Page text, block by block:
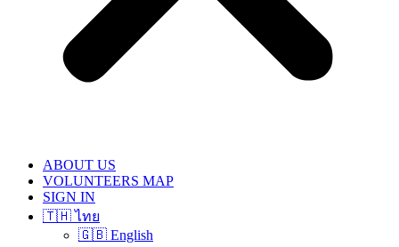
ABOUT US
VOLUNTEERS MAP
SIGN IN
🇹🇭 ไทย
🇬🇧 English